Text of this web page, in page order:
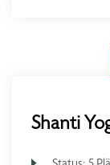
Shanti